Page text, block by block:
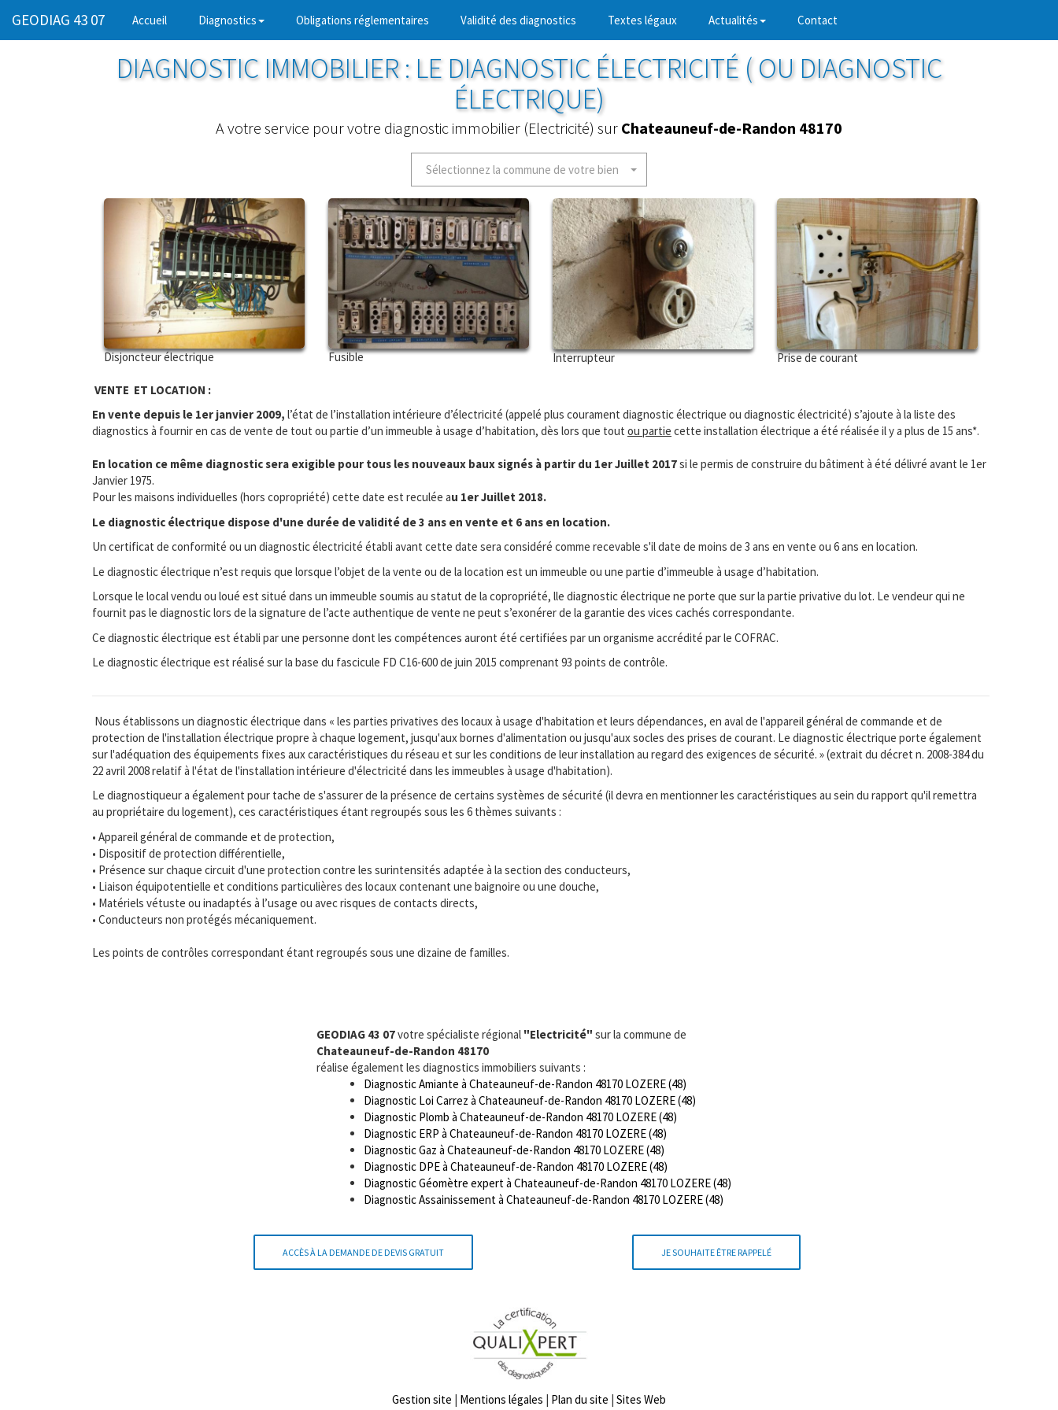
GEODIAG 43 07 Accueil (current)Diagnostics Obligations réglementaires Validité des diagnostics Textes légaux Actualités Contact
DIAGNOSTIC IMMOBILIER : LE DIAGNOSTIC ÉLECTRICITÉ ( OU DIAGNOSTIC
ÉLECTRIQUE)
A votre service pour votre diagnostic immobilier (Electricité) sur Chateauneuf-de-Randon 48170
Sélectionnez la commune de votre bien
Disjoncteur électrique Fusible Interrupteur Prise de courant
VENTE ET LOCATION :
En vente depuis le 1er janvier 2009, l’état de l’installation intérieure d’électricité (appelé plus courament diagnostic électrique ou diagnostic électricité) s’ajoute à la liste des
diagnostics à fournir en cas de vente de tout ou partie d’un immeuble à usage d’habitation, dès lors que tout ou partie cette installation électrique a été réalisée il y a plus de 15 ans*.
En location ce même diagnostic sera exigible pour tous les nouveaux baux signés à partir du 1er Juillet 2017si le permis de construire du bâtiment à été délivré avant le 1er
Janvier 1975.
Pour les maisons individuelles (hors copropriété) cette date est reculée au 1er Juillet 2018.
Le diagnostic électrique dispose d'une durée de validité de 3 ans en vente et 6 ans en location.
Un certificat de conformité ou un diagnostic électricité établi avant cette date sera considéré comme recevable s'il date de moins de 3 ans en vente ou 6 ans en location.
Le diagnostic électrique n’est requis que lorsque l’objet de la vente ou de la location est un immeuble ou une partie d’immeuble à usage d’habitation.
Lorsque le local vendu ou loué est situé dans un immeuble soumis au statut de la copropriété, lle diagnostic électrique ne porte que sur la partie privative du lot. Le vendeur qui ne
fournit pas le diagnostic lors de la signature de l’acte authentique de vente ne peut s’exonérer de la garantie des vices cachés correspondante.
Ce diagnostic électrique est établi par une personne dont les compétences auront été certifiées par un organisme accrédité par le COFRAC.
Le diagnostic électrique est réalisé sur la base du fascicule FD C16-600 de juin 2015 comprenant 93 points de contrôle.
Nous établissons un diagnostic électrique dans « les parties privatives des locaux à usage d'habitation et leurs dépendances, en aval de l'appareil général de commande et de
protection de l'installation électrique propre à chaque logement, jusqu'aux bornes d'alimentation ou jusqu'aux socles des prises de courant. Le diagnostic électrique porte également
sur l'adéquation des équipements fixes aux caractéristiques du réseau et sur les conditions de leur installation au regard des exigences de sécurité. » (extrait du décret n. 2008-384 du
22 avril 2008 relatif à l'état de l'installation intérieure d'électricité dans les immeubles à usage d'habitation).
Le diagnostiqueur a également pour tache de s'assurer de la présence de certains systèmes de sécurité (il devra en mentionner les caractéristiques au sein du rapport qu'il remettra
au propriétaire du logement), ces caractéristiques étant regroupés sous les 6 thèmes suivants :
• Appareil général de commande et de protection,
• Dispositif de protection différentielle,
• Présence sur chaque circuit d'une protection contre les surintensités adaptée à la section des conducteurs,
• Liaison équipotentielle et conditions particulières des locaux contenant une baignoire ou une douche,
• Matériels vétuste ou inadaptés à l’usage ou avec risques de contacts directs,
• Conducteurs non protégés mécaniquement.
Les points de contrôles correspondant étant regroupés sous une dizaine de familles.
GEODIAG 43 07votre spécialiste régional "Electricité" sur la commune de
Chateauneuf-de-Randon 48170
réalise également les diagnostics immobiliers suivants :
Diagnostic Amiante à Chateauneuf-de-Randon 48170 LOZERE (48)
Diagnostic Loi Carrez à Chateauneuf-de-Randon 48170 LOZERE (48)
Diagnostic Plomb à Chateauneuf-de-Randon 48170 LOZERE (48)
Diagnostic ERP à Chateauneuf-de-Randon 48170 LOZERE (48)
Diagnostic Gaz à Chateauneuf-de-Randon 48170 LOZERE (48)
Diagnostic DPE à Chateauneuf-de-Randon 48170 LOZERE (48)
Diagnostic Géomètre expert à Chateauneuf-de-Randon 48170 LOZERE (48)
Diagnostic Assainissement à Chateauneuf-de-Randon 48170 LOZERE (48)
ACCÈS À LA DEMANDE DE DEVIS GRATUIT JE SOUHAITE ÊTRE RAPPELÉ
Gestion site | Mentions légales | Plan du site | Sites Web